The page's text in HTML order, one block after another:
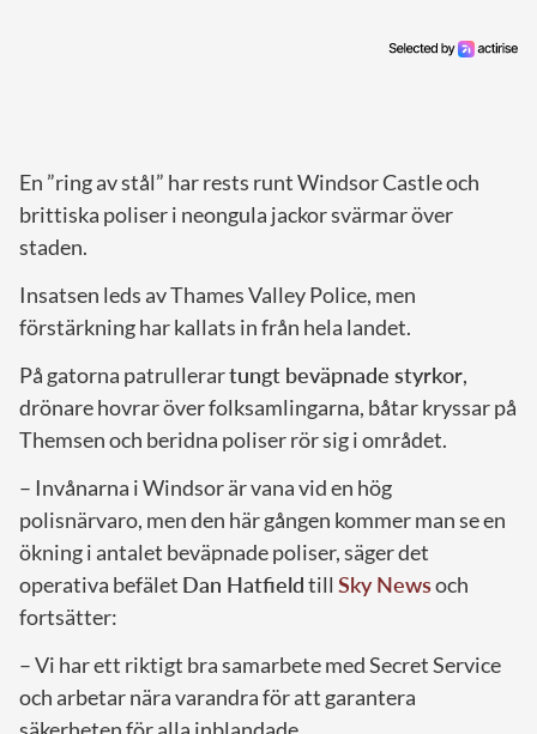
En ”ring av stål” har rests runt Windsor Castle och
brittiska poliser i neongula jackor svärmar över
staden.
Insatsen leds av Thames Valley Police, men
förstärkning har kallats in från hela landet.
På gatorna patrullerartungt beväpnade styrkor,
drönare hovrar över folksamlingarna, båtar kryssar på
Themsen och beridna poliser rör sig i området.
– Invånarna i Windsor är vana vid en hög
polisnärvaro, men den här gången kommer man se en
ökning i antalet beväpnade poliser, säger det
operativa befälet Dan Hatfieldtill Sky Newsoch
fortsätter:
– Vi har ett riktigt bra samarbete med Secret Service
och arbetar nära varandra för att garantera